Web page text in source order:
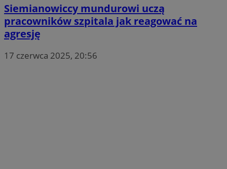
Siemianowiccy mundurowi uczą
pracowników szpitala jak reagować na
agresję
17 czerwca 2025, 20:56